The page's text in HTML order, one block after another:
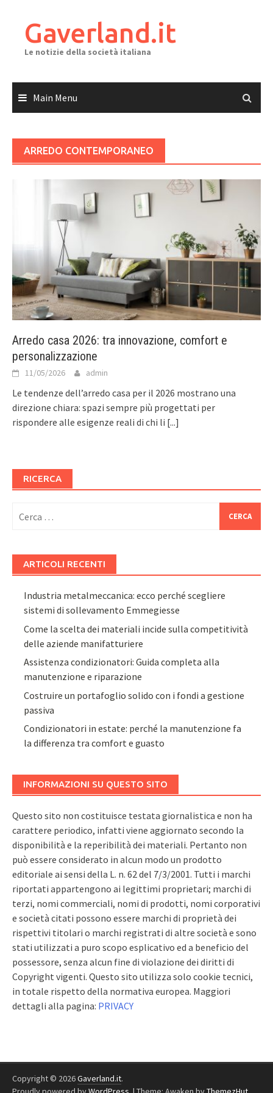
contentGaverland.it
Le notizie della società italiana
Main Menu
ARREDO CONTEMPORANEO
Arredo casa 2026: tra innovazione, comfort e
personalizzazione
11/05/2026 admin
Le tendenze dell’arredo casa per il 2026 mostrano una
direzione chiara: spazi sempre più progettati per
rispondere alle esigenze reali di chi li [...]
RICERCA
per:
ARTICOLI RECENTI
Industria metalmeccanica: ecco perché scegliere
sistemi di sollevamento Emmegiesse
Come la scelta dei materiali incide sulla competitività
delle aziende manifatturiere
Assistenza condizionatori: Guida completa alla
manutenzione e riparazione
Costruire un portafoglio solido con i fondi a gestione
passiva
Condizionatori in estate: perché la manutenzione fa
la differenza tra comfort e guasto
INFORMAZIONI SU QUESTO SITO
Questo sito non costituisce testata giornalistica e non ha
carattere periodico, infatti viene aggiornato secondo la
disponibilità e la reperibilità dei materiali. Pertanto non
può essere considerato in alcun modo un prodotto
editoriale ai sensi della L. n. 62 del 7/3/2001. Tutti i marchi
riportati appartengono ai legittimi proprietari; marchi di
terzi, nomi commerciali, nomi di prodotti, nomi corporativi
e società citati possono essere marchi di proprietà dei
rispettivi titolari o marchi registrati di altre società e sono
stati utilizzati a puro scopo esplicativo ed a beneficio del
possessore, senza alcun fine di violazione dei diritti di
Copyright vigenti. Questo sito utilizza solo cookie tecnici,
in totale rispetto della normativa europea. Maggiori
dettagli alla pagina: PRIVACY
Copyright © 2026Gaverland.it.